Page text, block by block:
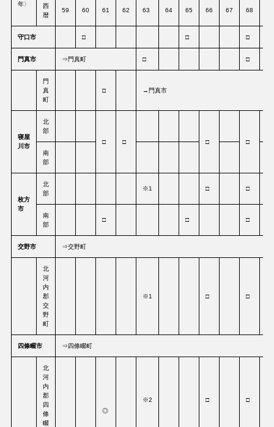
年〉
西
暦
59 60 61 62 63 64 65 66 67 68
守口市 □ □ □
門真市 ⇒門真町 □ □
門
真
町
□ →門真市
寝屋
川市
北
部
□
□ □
□
南
部
枚方
市
北
部
※1 □ □
南
部
□ □ □
交野市 ⇒交野町
北
河
内
郡
交
野
町
※1 □ □
四條畷市 ⇒四條畷町
北
河
内
郡
四
條
畷
◎
※2 □ □